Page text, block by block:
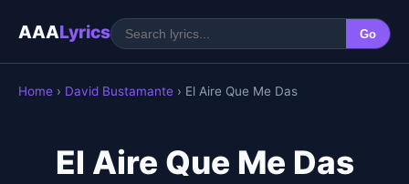
AAALyrics Go
Home › David Bustamante › El Aire Que Me Das
El Aire Que Me Das